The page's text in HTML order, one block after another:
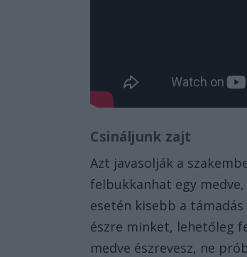
Csináljunk zajt
Azt javasolják a
felbukkanhat egy
esetén kisebb a
észre minket, lehetőleg
medve észrevesz, ne